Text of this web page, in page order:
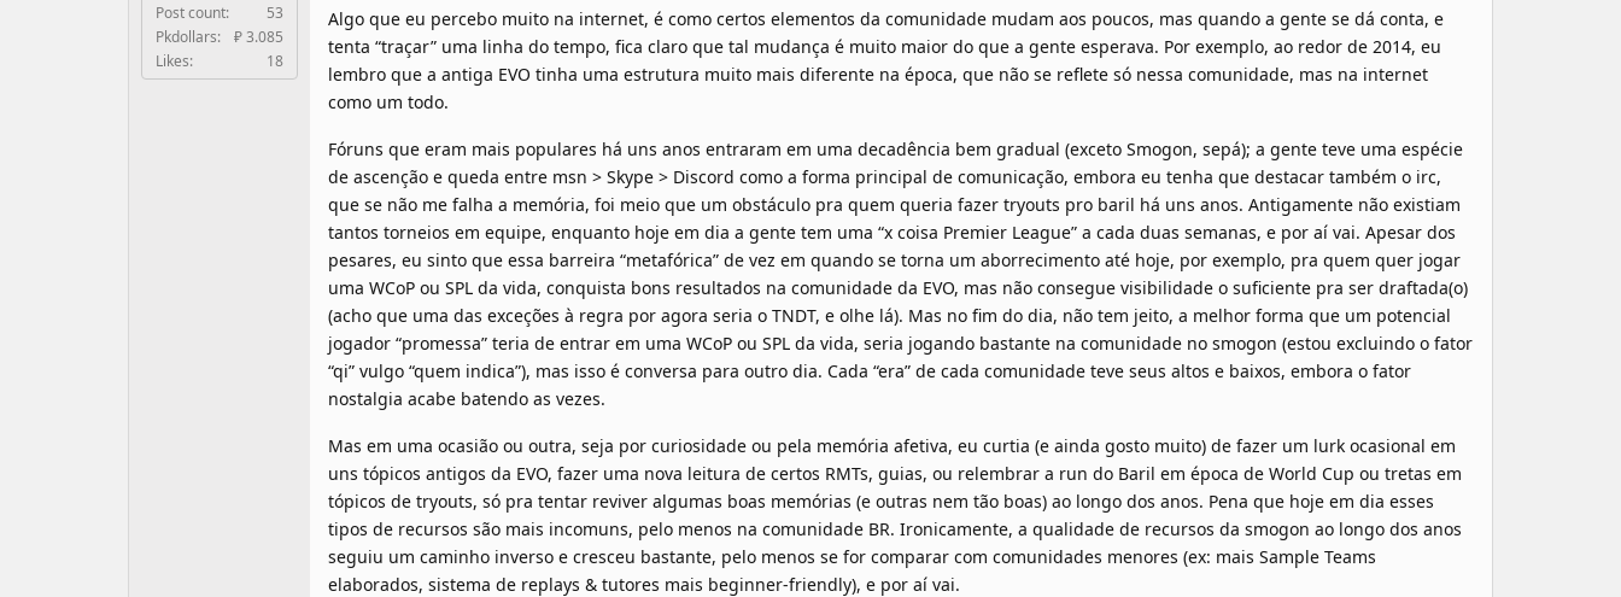
Post count:
53
Pkdollars:
₽ 3.085
Likes:
18
Algo que eu percebo muito na internet, é como certos elementos da comunidade mudam aos poucos, mas quando a gente se dá conta, e
tenta “traçar” uma linha do tempo, fica claro que tal mudança é muito maior do que a gente esperava. Por exemplo, ao redor de 2014, eu
lembro que a antiga EVO tinha uma estrutura muito mais diferente na época, que não se reflete só nessa comunidade, mas na internet
como um todo.
Fóruns que eram mais populares há uns anos entraram em uma decadência bem gradual (exceto Smogon, sepá); a gente teve uma espécie
de ascenção e queda entre msn > Skype > Discord como a forma principal de comunicação, embora eu tenha que destacar também o irc,
que se não me falha a memória, foi meio que um obstáculo pra quem queria fazer tryouts pro baril há uns anos. Antigamente não existiam
tantos torneios em equipe, enquanto hoje em dia a gente tem uma “x coisa Premier League” a cada duas semanas, e por aí vai. Apesar dos
pesares, eu sinto que essa barreira “metafórica” de vez em quando se torna um aborrecimento até hoje, por exemplo, pra quem quer jogar
uma WCoP ou SPL da vida, conquista bons resultados na comunidade da EVO, mas não consegue visibilidade o suficiente pra ser draftada(o)
(acho que uma das exceções à regra por agora seria o TNDT, e olhe lá). Mas no fim do dia, não tem jeito, a melhor forma que um potencial
jogador “promessa” teria de entrar em uma WCoP ou SPL da vida, seria jogando bastante na comunidade no smogon (estou excluindo o fator
“qi” vulgo “quem indica”), mas isso é conversa para outro dia. Cada “era” de cada comunidade teve seus altos e baixos, embora o fator
nostalgia acabe batendo as vezes.
Mas em uma ocasião ou outra, seja por curiosidade ou pela memória afetiva, eu curtia (e ainda gosto muito) de fazer um lurk ocasional em
uns tópicos antigos da EVO, fazer uma nova leitura de certos RMTs, guias, ou relembrar a run do Baril em época de World Cup ou tretas em
tópicos de tryouts, só pra tentar reviver algumas boas memórias (e outras nem tão boas) ao longo dos anos. Pena que hoje em dia esses
tipos de recursos são mais incomuns, pelo menos na comunidade BR. Ironicamente, a qualidade de recursos da smogon ao longo dos anos
seguiu um caminho inverso e cresceu bastante, pelo menos se for comparar com comunidades menores (ex: mais Sample Teams
elaborados, sistema de replays & tutores mais beginner-friendly), e por aí vai.